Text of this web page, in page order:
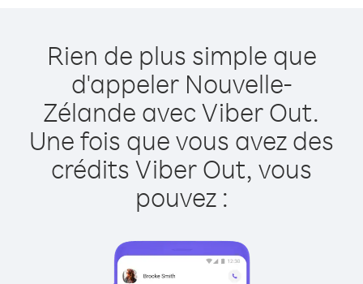
Rien de plus simple que
d'appeler Nouvelle-
Zélande avec Viber Out.
Une fois que vous avez des
crédits Viber Out, vous
pouvez :